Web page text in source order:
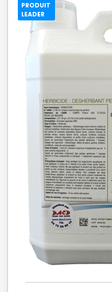
PRODUIT
LEADER